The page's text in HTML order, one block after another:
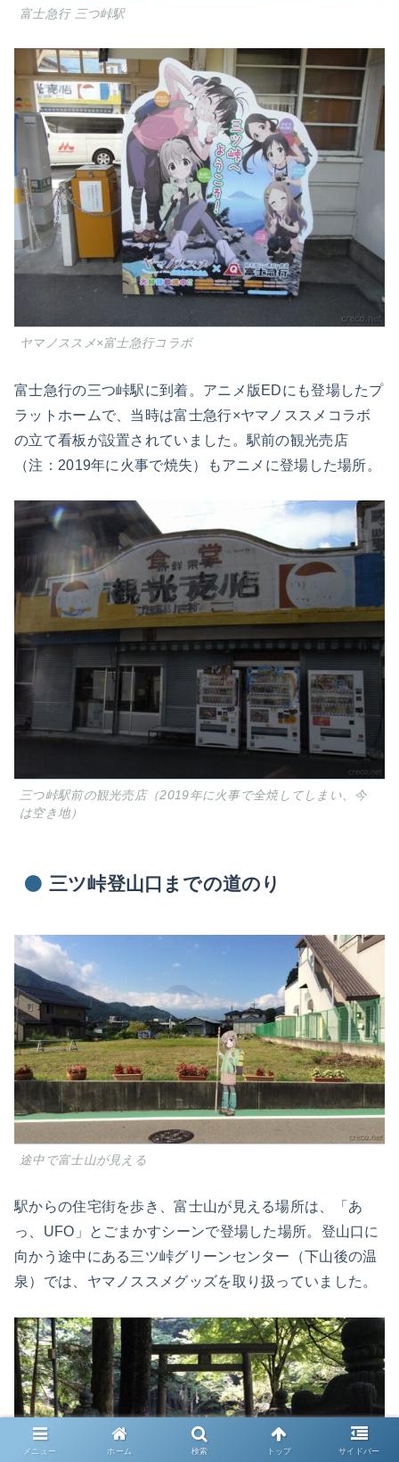
富士急行 三つ峠駅
ヤマノススメ×富士急行コラボ
富士急行の三つ峠駅に到着。アニメ版EDにも登場したプ
ラットホームで、当時は富士急行×ヤマノススメコラボ
の立て看板が設置されていました。駅前の観光売店
（注：2019年に火事で焼失）もアニメに登場した場所。
三つ峠駅前の観光売店（2019年に火事で全焼してしまい、今
は空き地）
三ツ峠登山口までの道のり
途中で富士山が見える
駅からの住宅街を歩き、富士山が見える場所は、「あ
っ、UFO」とごまかすシーンで登場した場所。登山口に
向かう途中にある三ツ峠グリーンセンター（下山後の温
泉）では、ヤマノススメグッズを取り扱っていました。
メニュー ホーム 検索 トップ サイドバー